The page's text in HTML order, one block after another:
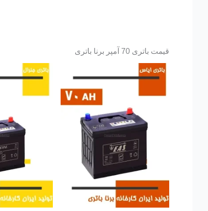
قیمت باتری 70 آمپر برنا باتری